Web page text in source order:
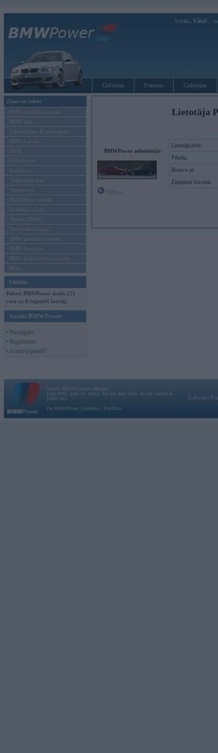
Sveiks, Viesi!
Galvenā Forums Galerijas
Ziņas un raksti
BMW modeļu jaunumi
BMW testi
Tehnoloģijas & sasniegumi
BMW Latvijā
MINI
Rolls-Royce
Pasākumi
Vadāmības tests
Autosports
BMWPower aktuāli
Reklāmas raksti
Mēneša BMW
Sērijveida tūnings
BMW pasaules jaunumi
BMW koncepti
BMW konkurentu jaunumi
Moto
Online
Pašreiz BMWPower skatās 221
viesi un 8 reģistrēti lietotāji.
Ienākt BMWPower
• Pieslēgties
• Reģistrēties
• Aizmirsi paroli?
Lietotāja
BMWPower atbalstītājs
Lietotājvārds:
Pilsēta:
Braucu ar:
Ziņojumi forumā:
Vortāls BMWPower.lv darbojas
kopš 2002. gada 14. maija. Tas nav auto klubs un nav saistīts ar
BMW AG.
Par BMWPower
Kontakti Reklāma
Galvena